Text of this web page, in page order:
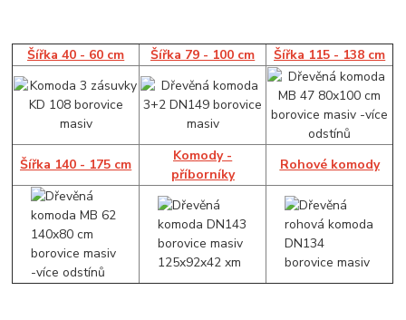
Šířka 40 - 60 cm Šířka 79 - 100 cm Šířka 115 - 138 cm
Šířka 140 - 175 cm
Komody -
příborníky
Rohové komody